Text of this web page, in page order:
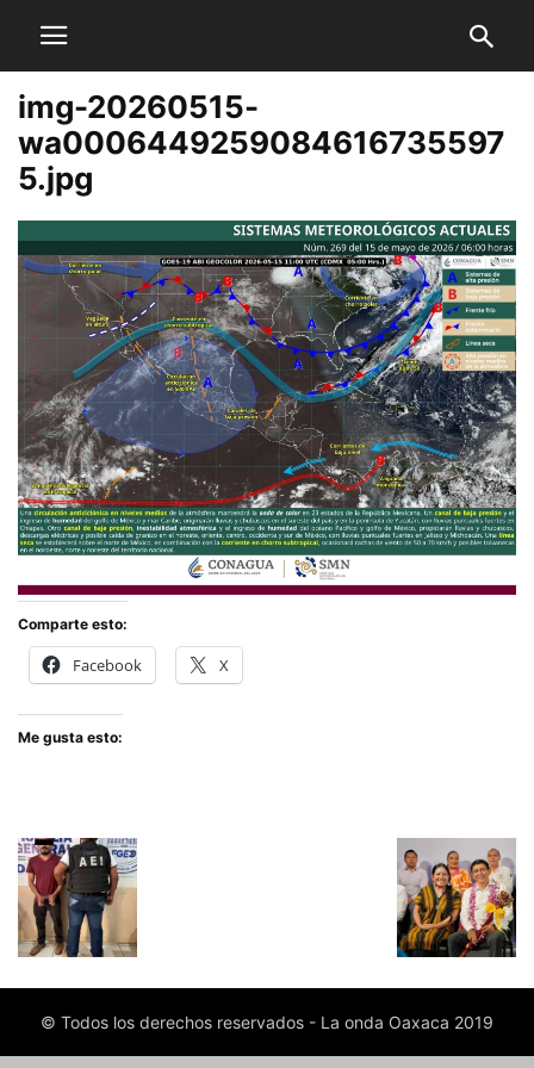
img-20260515-
wa0006449259084616735597
5.jpg
Comparte esto:
Facebook X
Me gusta esto:
© Todos los derechos reservados - La onda Oaxaca 2019